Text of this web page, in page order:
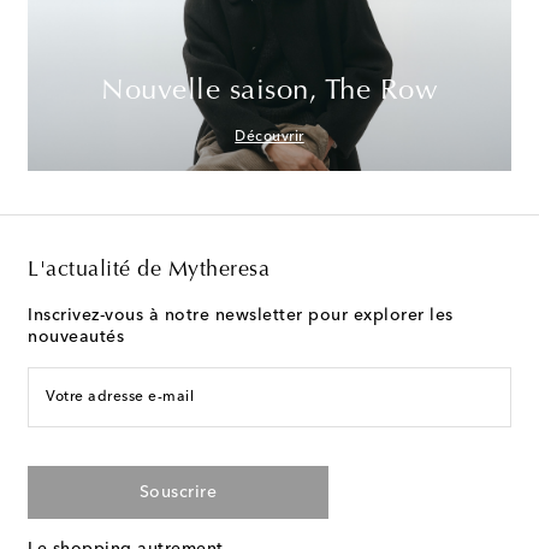
Nouvelle saison, The Row
Découvrir
L'actualité de Mytheresa
Inscrivez-vous à notre newsletter pour explorer les
nouveautés
Votre adresse e-mail
Souscrire